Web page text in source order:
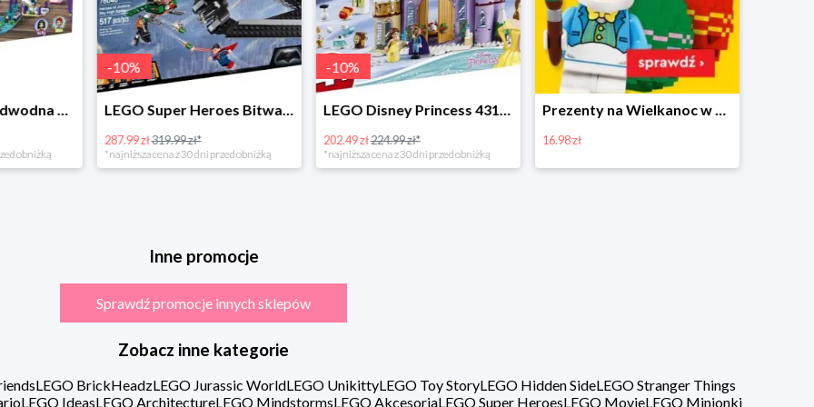
LEGO Super Heroes Bitwa powietrzna w super cenie
obniżką
-10%
LEGO Disney Princess 43180 Zimowe święto w zamku Belli
202.49 zł224.99 zł*
*najniższa cena z 30 dni przed obniżką
Prezenty na Wielkanoc w Planecie Klocków od 16,99 zł
16.98 zł
Zestawy Bitbox LEGO Vidiyo w Planecie Klocków -20%
20%
Inne promocje
Sprawdź promocje innych sklepów
Zobacz inne kategorie
LEGO BrickHeadzLEGO Jurassic WorldLEGO UnikittyLEGO Toy StoryLEGO Hidden SideLEGO Stranger Things
LEGO IdeasLEGO ArchitectureLEGO MindstormsLEGO AkcesoriaLEGO Super HeroesLEGO MovieLEGO Minionki